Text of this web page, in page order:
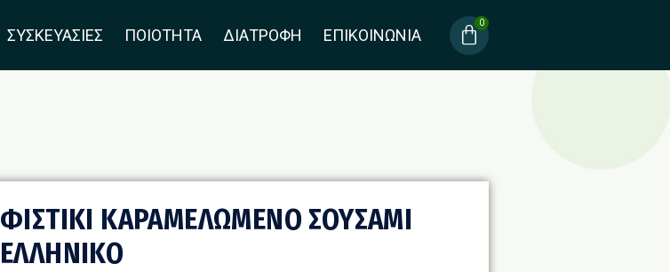
ΣΥΣΚΕΥΑΣΊΕΣ ΠΟΙΟΤΗΤΑ ΔΙΑΤΡΟΦΗ ΕΠΙΚΟΙΝΩΝΙΑ
ΦΙΣΤΙΚΙ ΚΑΡΑΜΕΛΩΜΕΝΟ ΣΟΥΣΑΜΙ
ΕΛΛΗΝΙΚΟ